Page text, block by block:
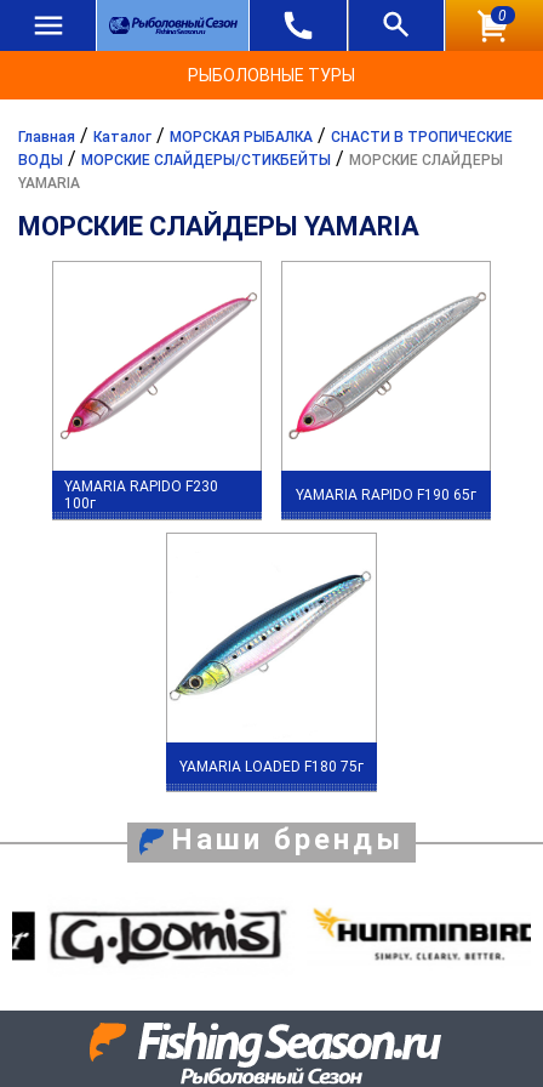
0
РЫБОЛОВНЫЕ ТУРЫ
Главная / Каталог / МОРСКАЯ РЫБАЛКА / СНАСТИ В ТРОПИЧЕСКИЕ
ВОДЫ / МОРСКИЕ СЛАЙДЕРЫ/СТИКБЕЙТЫ / МОРСКИЕ СЛАЙДЕРЫ
YAMARIA
МОРСКИЕ СЛАЙДЕРЫ YAMARIA
YAMARIA RAPIDO F230
100г
YAMARIA RAPIDO F190 65г
YAMARIA LOADED F180 75г
Наши бренды